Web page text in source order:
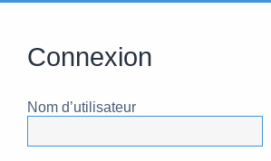
Connexion
Nom d’utilisateur